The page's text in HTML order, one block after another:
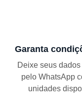
Garanta
Deixe seus
pelo WhatsApp
unidades